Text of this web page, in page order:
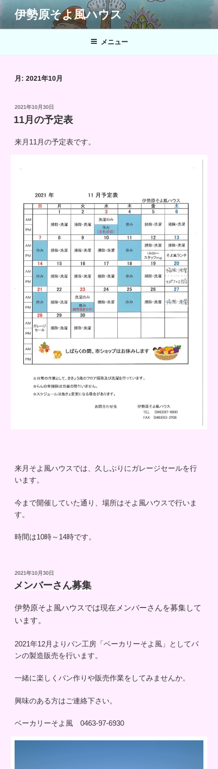
ン
テ
伊勢原そよ風ハウス
メニュー
月: 2021年10月
投
稿
日:
2021年10月30日
11月の予定表
来月11月の予定表です。
来月そよ風ハウスでは、久しぶりにガレージセールを行
います。
今まで開催していた通り、場所はそよ風ハウスで行いま
す。
時間は10時～14時です。
投
日:
2021年10月30日
メンバーさん募集
伊勢原そよ風ハウスでは現在メンバーさんを募集して
います。
2021年12月よりパン工房「ベーカリーそよ風」としてパ
ンの製造販売を行います。
一緒に楽しくパン作りや販売作業をしてみませんか。
興味のある方はご連絡下さい。
ベーカリーそよ風 0463-97-6930